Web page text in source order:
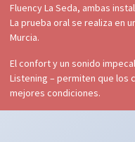
Fluency La Seda, ambas
La prueba oral se realiza en
Murcia.
El confort y un sonido
Listening – permiten que los
mejores condiciones.